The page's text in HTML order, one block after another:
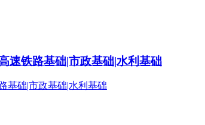
速铁路基础|市政基础|水利基础